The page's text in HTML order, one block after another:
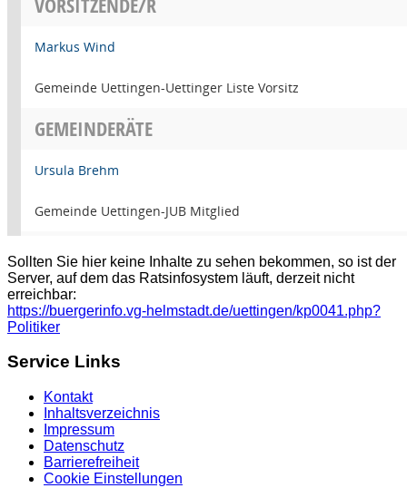
Sollten Sie hier keine Inhalte zu sehen bekommen, so ist der
Server, auf dem das Ratsinfosystem läuft, derzeit nicht
erreichbar:
https://buergerinfo.vg-helmstadt.de/uettingen/kp0041.php?
Politiker
Service Links
Kontakt
Inhaltsverzeichnis
Impressum
Datenschutz
Barrierefreiheit
Cookie Einstellungen